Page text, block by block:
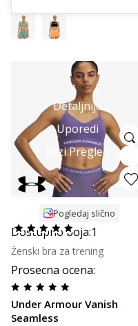
Detaljnije
Uporedi
Brzi Pregled
Pogledaj slično
Dostupno boja:1
Prosecna ocena:
Under Armour Vanish
Seamless
Ženski bra za trening